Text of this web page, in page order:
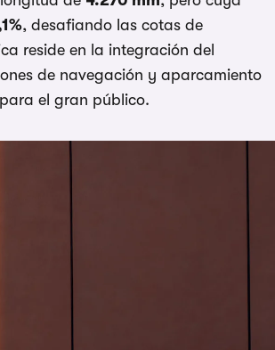
, desafiando las cotas de
reside en la integración del
de navegación y aparcamiento
el gran público.